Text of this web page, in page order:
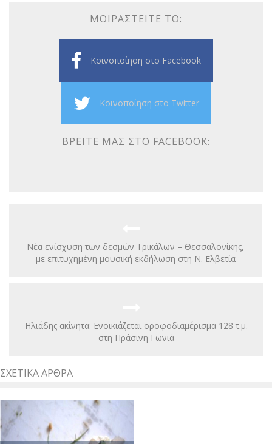
ΜΟΙΡΑΣΤΕΊΤΕ ΤΟ:
Κοινοποίηση στο Facebook
Κοινοποίηση στο Twitter
ΒΡΕΊΤΕ ΜΑΣ ΣΤΟ FACEBOOK:
Νέα ενίσχυση των δεσμών Τρικάλων – Θεσσαλονίκης,
με επιτυχημένη μουσική εκδήλωση στη Ν. Ελβετία
Ηλιάδης ακίνητα: Ενοικιάζεται οροφοδιαμέρισμα 128 τ.μ.
στη Πράσινη Γωνιά
ΣΧΕΤΙΚΆ ΆΡΘΡΑ